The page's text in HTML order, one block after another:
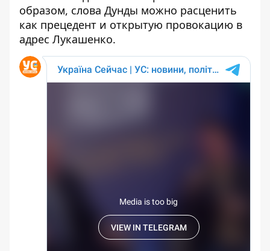
образом, слова Дунды можно расценить
как прецедент и открытую провокацию в
адрес Лукашенко.